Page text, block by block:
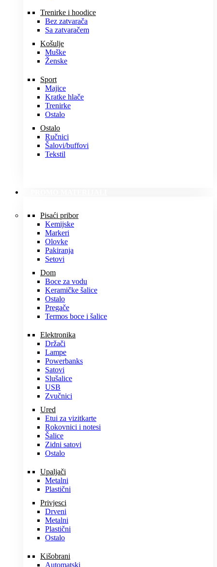
Trenirke i hoodice
Bez zatvarača
Sa zatvaračem
Košulje
Muške
Ženske
Sport
Majice
Kratke hlače
Trenirke
Ostalo
Ostalo
Ručnici
Šalovi/buffovi
Tekstil
Pisaći pribor
Kemijske
Markeri
Olovke
Pakiranja
Setovi
Dom
Boce za vodu
Keramičke šalice
Ostalo
Pregače
Termos boce i šalice
Elektronika
Držači
Lampe
Powerbanks
Satovi
Slušalice
USB
Zvučnici
Ured
Etui za vizitkarte
Rokovnici i notesi
Šalice
Zidni satovi
Ostalo
Upaljači
Metalni
Plastični
Privjesci
Drveni
Metalni
Plastični
Ostalo
Kišobrani
Automatski